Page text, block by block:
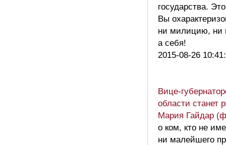
государства.
Вы
ни милицию, ни
а себя!
2015-08-26
Вице-
области станет
Мария Гайдар
о ком, кто не
ни малейшего